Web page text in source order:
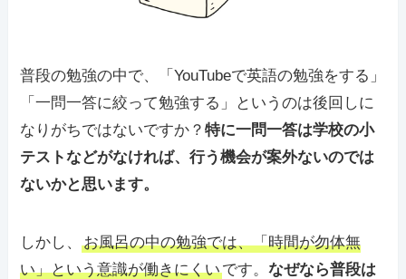
普段の勉強の中で、「YouTubeで英語の勉強をする」
「一問一答に絞って勉強する」というのは後回しに
なりがちではないですか？特に一問一答は学校の小
テストなどがなければ、行う機会が案外ないのでは
ないかと思います。
しかし、お風呂の中の勉強では、「時間が勿体無
い」という意識が働きにくいです。なぜなら普段は